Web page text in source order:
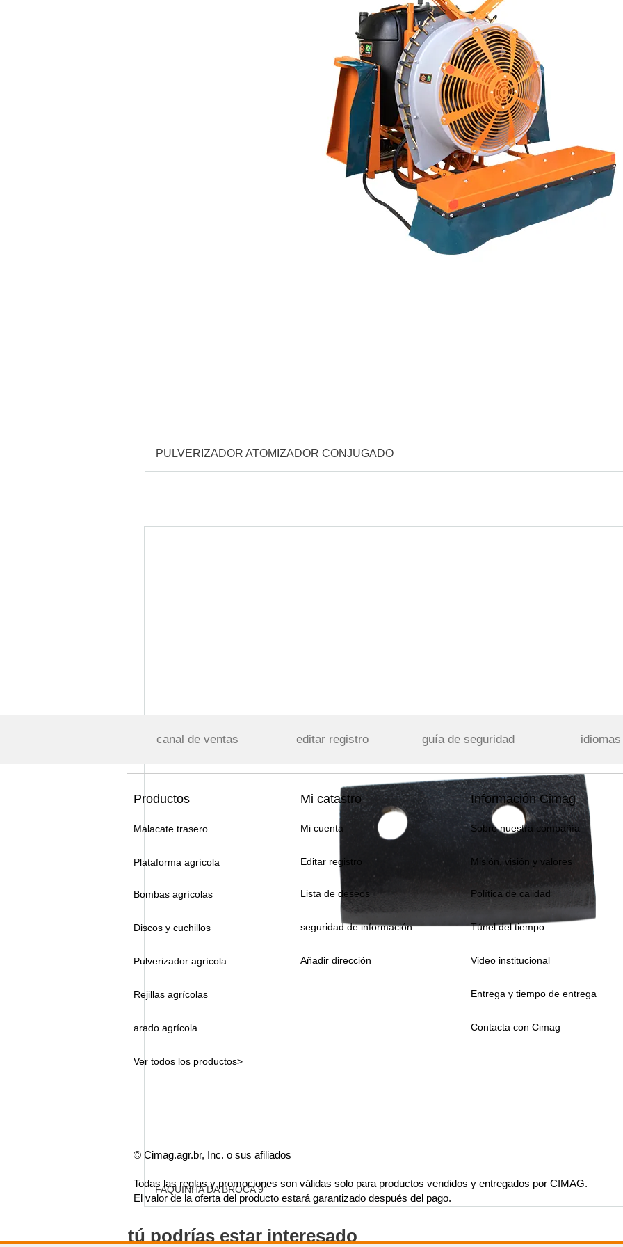
PULVERIZADOR ATOMIZADOR CONJUGADO
FAQUINHA DA BROCA 9"
tú podrías estar interesado
canal de ventas editar registro guía de seguridad idiomas
Productos Mi catastro Información Cimag
Malacate trasero Mi cuenta Sobre nuestra compañía
Plataforma agrícola Editar registro Misión, visión y valores
Bombas agrícolas Lista de deseos Política de calidad
Discos y cuchillos seguridad de información Túnel del tiempo
Pulverizador agrícola Añadir dirección Video institucional
Rejillas agrícolas
arado agrícola
Entrega y tiempo de entrega
Contacta con Cimag
Ver todos los productos>
© Cimag.agr.br, Inc. o sus afiliados
Todas las reglas y promociones son válidas solo para productos vendidos y entregados por CIMAG.
El valor de la oferta del producto estará garantizado después del pago.